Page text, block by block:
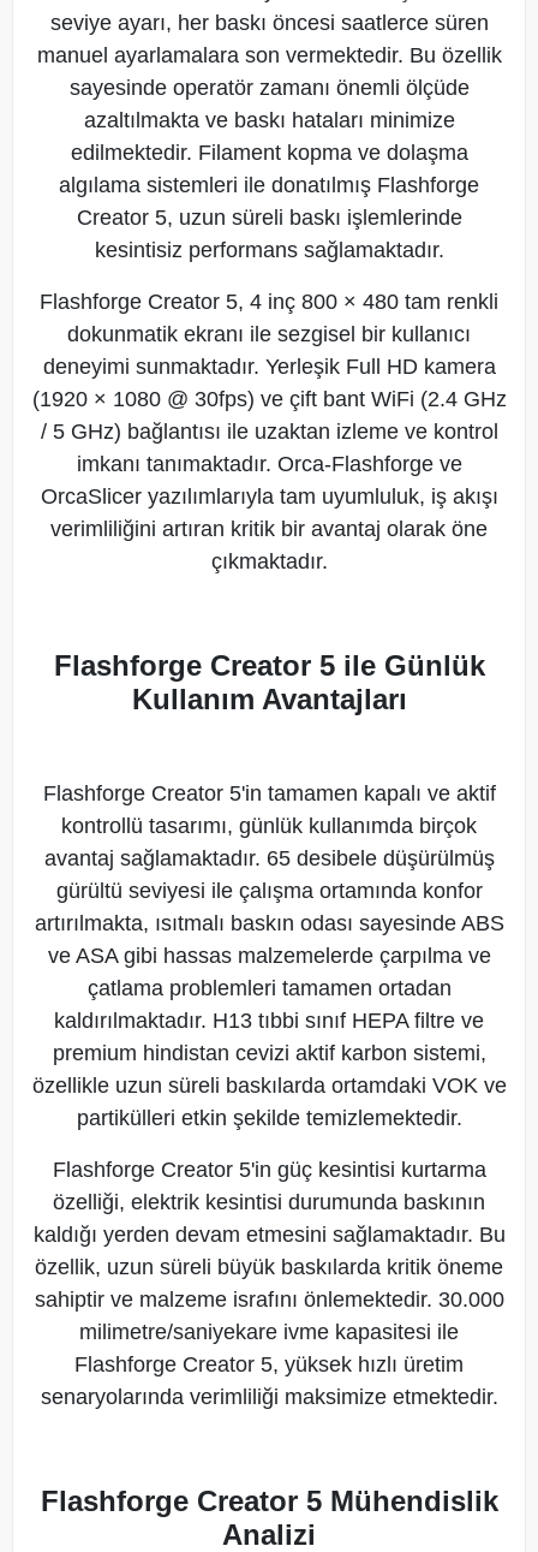
seviye ayarı, her baskı öncesi saatlerce süren
manuel ayarlamalara son vermektedir. Bu özellik
sayesinde operatör zamanı önemli ölçüde
azaltılmakta ve baskı hataları minimize
edilmektedir. Filament kopma ve dolaşma
algılama sistemleri ile donatılmış Flashforge
Creator 5, uzun süreli baskı işlemlerinde
kesintisiz performans sağlamaktadır.
Flashforge Creator 5, 4 inç 800 × 480 tam renkli
dokunmatik ekranı ile sezgisel bir kullanıcı
deneyimi sunmaktadır. Yerleşik Full HD kamera
(1920 × 1080 @ 30fps) ve çift bant WiFi (2.4 GHz
/ 5 GHz) bağlantısı ile uzaktan izleme ve kontrol
imkanı tanımaktadır. Orca-Flashforge ve
OrcaSlicer yazılımlarıyla tam uyumluluk, iş akışı
verimliliğini artıran kritik bir avantaj olarak öne
çıkmaktadır.
Flashforge Creator 5 ile Günlük
Kullanım Avantajları
Flashforge Creator 5'in tamamen kapalı ve aktif
kontrollü tasarımı, günlük kullanımda birçok
avantaj sağlamaktadır. 65 desibele düşürülmüş
gürültü seviyesi ile çalışma ortamında konfor
artırılmakta, ısıtmalı baskın odası sayesinde ABS
ve ASA gibi hassas malzemelerde çarpılma ve
çatlama problemleri tamamen ortadan
kaldırılmaktadır. H13 tıbbi sınıf HEPA filtre ve
premium hindistan cevizi aktif karbon sistemi,
özellikle uzun süreli baskılarda ortamdaki VOK ve
partikülleri etkin şekilde temizlemektedir.
Flashforge Creator 5'in güç kesintisi kurtarma
özelliği, elektrik kesintisi durumunda baskının
kaldığı yerden devam etmesini sağlamaktadır. Bu
özellik, uzun süreli büyük baskılarda kritik öneme
sahiptir ve malzeme israfını önlemektedir. 30.000
milimetre/saniyekare ivme kapasitesi ile
Flashforge Creator 5, yüksek hızlı üretim
senaryolarında verimliliği maksimize etmektedir.
Flashforge Creator 5 Mühendislik
Analizi